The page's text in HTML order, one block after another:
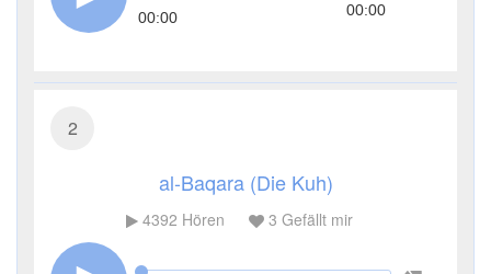
00:00 00:00
2
al-Baqara (Die Kuh)
4392 Hören 3 Gefällt mir